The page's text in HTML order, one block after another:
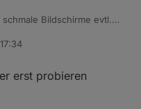
erst probieren